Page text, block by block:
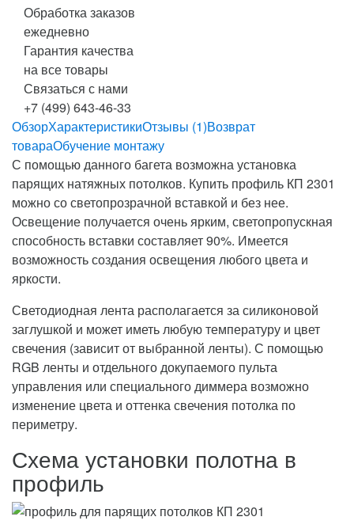
Обработка заказов
ежедневно
Гарантия качества
на все товары
Связаться с нами
+7 (499) 643-46-33
ОбзорХарактеристикиОтзывы (1)Возврат
товараОбучение монтажу
С помощью данного багета возможна установка
парящих натяжных потолков. Купить профиль КП 2301
можно со светопрозрачной вставкой и без нее.
Освещение получается очень ярким, светопропускная
способность вставки составляет 90%. Имеется
возможность создания освещения любого цвета и
яркости.
Светодиодная лента располагается за силиконовой
заглушкой и может иметь любую температуру и цвет
свечения (зависит от выбранной ленты). С помощью
RGB ленты и отдельного докупаемого пульта
управления или специального диммера возможно
изменение цвета и оттенка свечения потолка по
периметру.
Схема установки полотна в
профиль